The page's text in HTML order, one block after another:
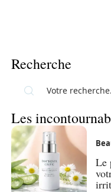
Recherche
Les
Le